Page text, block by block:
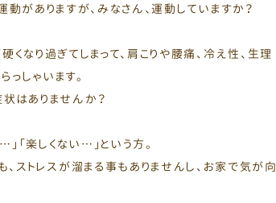
がありますが、みなさん、運動していますか？
なり過ぎてしまって、肩こりや腰痛、冷え性、生理
しゃいます。
はありませんか？
「楽しくない…」という方。
ストレスが溜まる事もありませんし、お家で気が向